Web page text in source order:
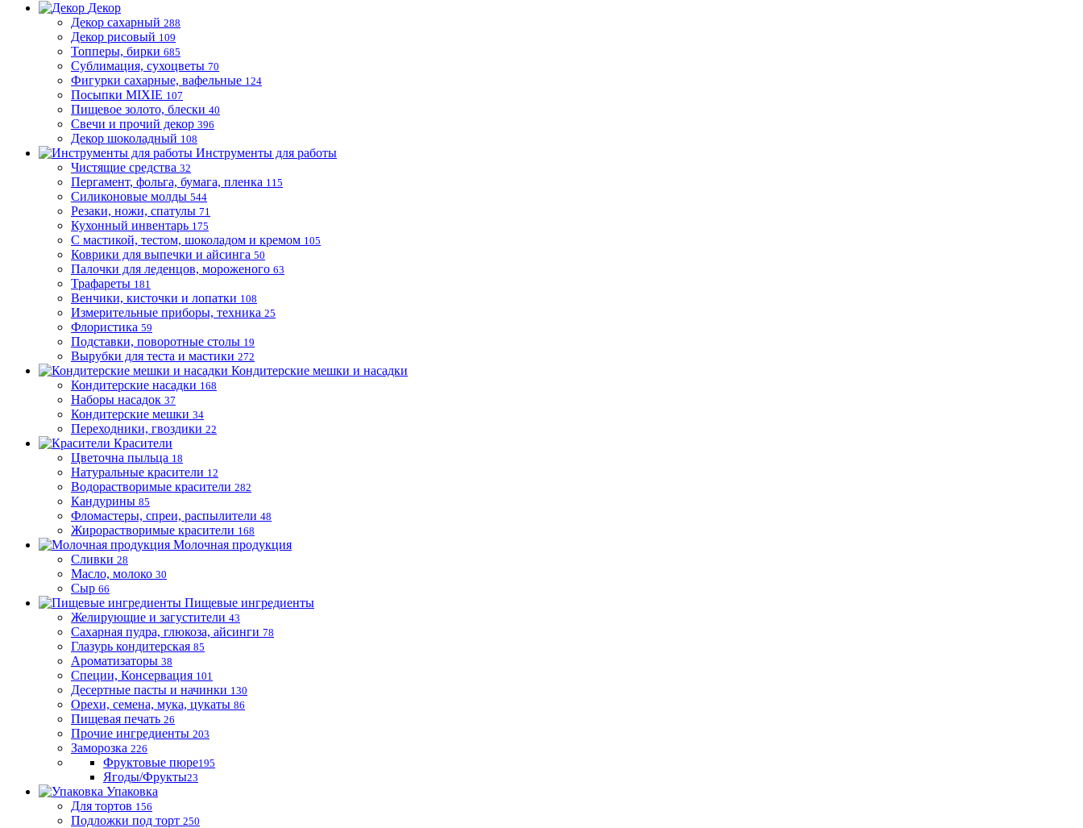
Декор
Декор сахарный 288
Декор рисовый 109
Топперы, бирки 685
Сублимация, сухоцветы 70
Фигурки сахарные, вафельные 124
Посыпки MIXIE 107
Пищевое золото, блески 40
Свечи и прочий декор 396
Декор шоколадный 108
Инструменты для работы
Чистящие средства 32
Пергамент, фольга, бумага, пленка 115
Силиконовые молды 544
Резаки, ножи, спатулы 71
Кухонный инвентарь 175
С мастикой, тестом, шоколадом и кремом 105
Коврики для выпечки и айсинга 50
Палочки для леденцов, мороженого 63
Трафареты 181
Венчики, кисточки и лопатки 108
Измерительные приборы, техника 25
Флористика 59
Подставки, поворотные столы 19
Вырубки для теста и мастики 272
Кондитерские мешки и насадки
Кондитерские насадки 168
Наборы насадок 37
Кондитерские мешки 34
Переходники, гвоздики 22
Красители
Цветочна пыльца 18
Натуральные красители 12
Водорастворимые красители 282
Кандурины 85
Фломастеры, спреи, распылители 48
Жирорастворимые красители 168
Молочная продукция
Сливки 28
Масло, молоко 30
Сыр 66
Пищевые ингредиенты
Желирующие и загустители 43
Сахарная пудра, глюкоза, айсинги 78
Глазурь кондитерская 85
Ароматизаторы 38
Специи, Консервация 101
Десертные пасты и начинки 130
Орехи, семена, мука, цукаты 86
Пищевая печать 26
Прочие ингредиенты 203
Заморозка 226
Фруктовые пюре195
Ягоды/Фрукты23
Упаковка
Для тортов 156
Подложки под торт 250